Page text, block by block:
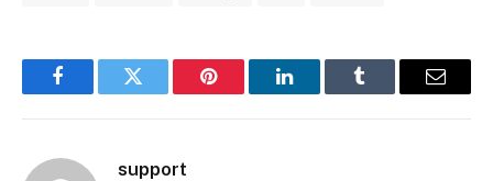
FacebookTwitter Pinterest LinkedInTumblr Email
support